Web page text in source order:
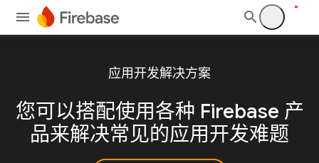
应用开发解决方案
您可以搭配使用各种 Firebase 产
品来解决常见的应用开发难题